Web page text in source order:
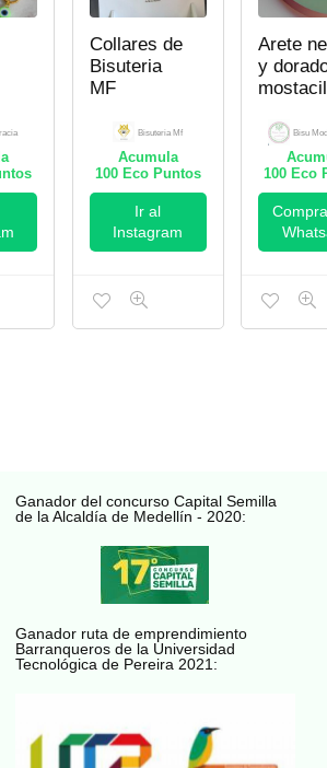
Collares de
Bisuteria
MF
Bisuteria Mf
Acumula
100Eco Puntos
Ir al
Instagram
Arete
y
mano-
Moda
Creativa
Bisu
100 Eco
Ganador del concurso Capital Semilla
de la Alcaldía de Medellín - 2020:
Ganador ruta de emprendimiento
Barranqueros de la Universidad
Tecnológica de Pereira 2021: